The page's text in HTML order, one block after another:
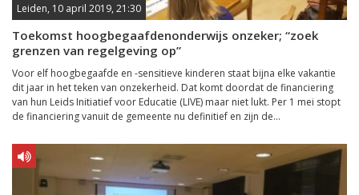
Leiden, 10 april 2019, 21:30
Toekomst hoogbegaafdenonderwijs onzeker; “zoek
grenzen van regelgeving op”
Voor elf hoogbegaafde en -sensitieve kinderen staat bijna elke vakantie
dit jaar in het teken van onzekerheid. Dat komt doordat de financiering
van hun Leids Initiatief voor Educatie (LIVE) maar niet lukt. Per 1 mei stopt
de financiering vanuit de gemeente nu definitief en zijn de...